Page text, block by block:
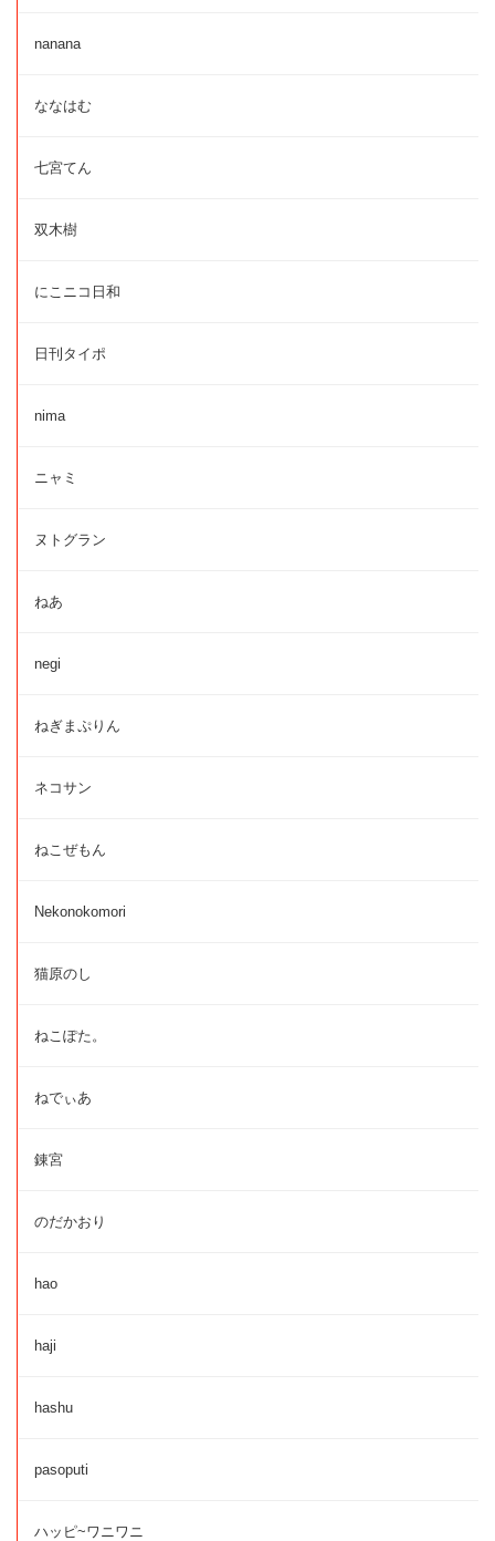
nanana
ななはむ
七宮てん
双木樹
にこニコ日和
日刊タイポ
nima
ニャミ
ヌトグラン
ねあ
negi
ねぎまぷりん
ネコサン
ねこぜもん
Nekonokomori
猫原のし
ねこぽた。
ねでぃあ
錬宮
のだかおり
hao
haji
hashu
pasoputi
ハッピ~ワニワニ